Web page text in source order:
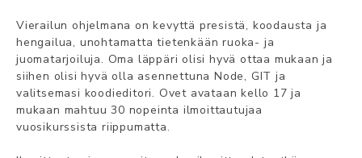
Vierailun ohjelmana on kevyttä presistä, koodausta ja
hengailua, unohtamatta tietenkään ruoka- ja
juomatarjoiluja. Oma läppäri olisi hyvä ottaa mukaan ja
siihen olisi hyvä olla asennettuna Node, GIT ja
valitsemasi koodieditori. Ovet avataan kello 17 ja
mukaan mahtuu 30 nopeinta ilmoittautujaa
vuosikurssista riippumatta.